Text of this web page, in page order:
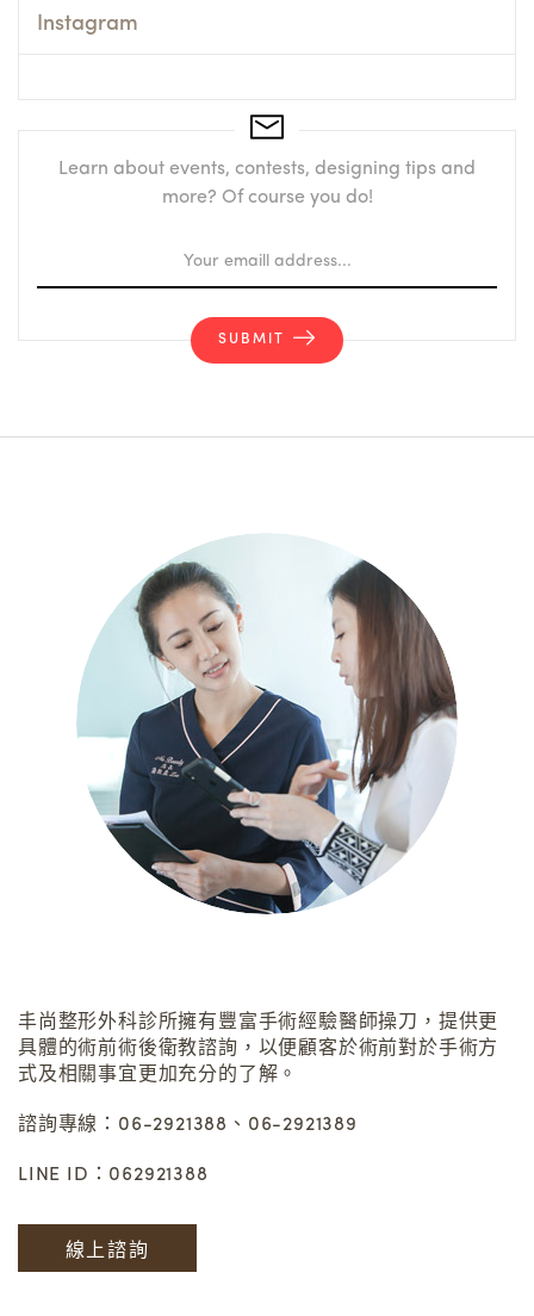
Instagram
Learn about events, contests, designing tips and
more? Of course you do!
SUBMIT
丰尚整形外科診所擁有豐富手術經驗醫師操刀，提供更
具體的術前術後衛教諮詢，以便顧客於術前對於手術方
式及相關事宜更加充分的了解。
諮詢專線：06-2921388、06-2921389
LINE ID：062921388
線上諮詢